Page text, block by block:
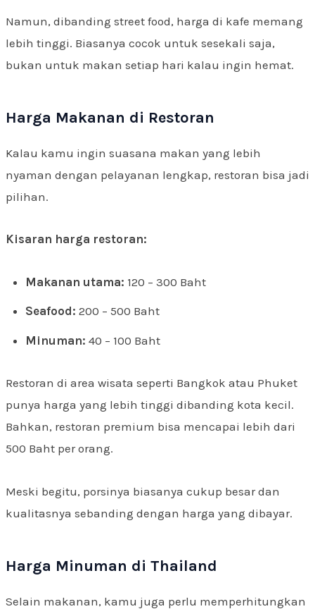
Namun, dibanding street food, harga di kafe memang
lebih tinggi. Biasanya cocok untuk sesekali saja,
bukan untuk makan setiap hari kalau ingin hemat.
Harga Makanan di Restoran
Kalau kamu ingin suasana makan yang lebih
nyaman dengan pelayanan lengkap, restoran bisa jadi
pilihan.
Kisaran harga restoran:
Makanan utama: 120 – 300 Baht
Seafood: 200 – 500 Baht
Minuman: 40 – 100 Baht
Restoran di area wisata seperti Bangkok atau Phuket
punya harga yang lebih tinggi dibanding kota kecil.
Bahkan, restoran premium bisa mencapai lebih dari
500 Baht per orang.
Meski begitu, porsinya biasanya cukup besar dan
kualitasnya sebanding dengan harga yang dibayar.
Harga Minuman di Thailand
Selain makanan, kamu juga perlu memperhitungkan